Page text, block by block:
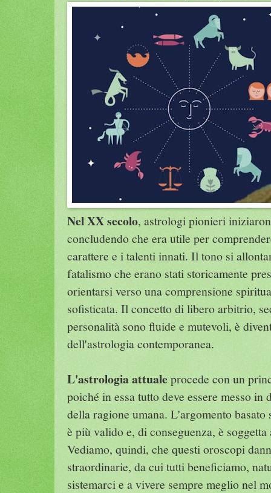
Nel XX secolo, astrologi pionieri
concludendo che era utile per
carattere e i talenti innati. Il tono si
fatalismo che erano stati storicamente
orientarsi verso una comprensione
sofisticata. Il concetto di libero arbitrio,
personalità sono fluide e mutevoli, è
dell'astrologia contemporanea.
L'astrologia attualeprocede con un
poiché in essa tutto deve essere messo
della ragione umana. L'argomento
è più valido e, di conseguenza, è
Vediamo, quindi, che questi oroscopi
straordinarie, da cui tutti beneficiamo,
sistemarci e a vivere sempre meglio nel